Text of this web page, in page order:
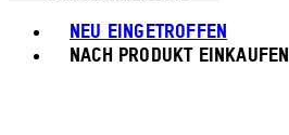
NEU EINGETROFFEN
NACH PRODUKT EINKAUFEN